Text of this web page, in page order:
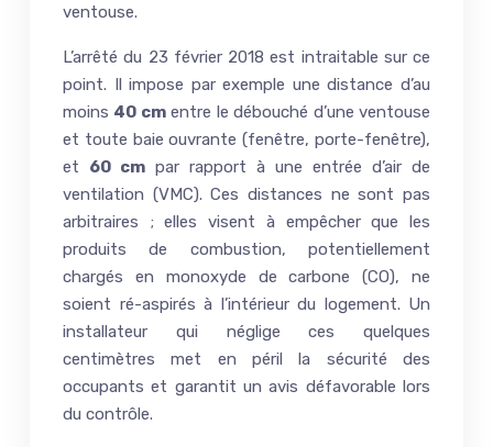
ventouse.
L’arrêté du 23 février 2018 est intraitable sur ce
point. Il impose par exemple une distance d’au
moins 40 cmentre le débouché d’une ventouse
et toute baie ouvrante (fenêtre, porte-fenêtre),
et 60 cm par rapport à une entrée d’air de
ventilation (VMC). Ces distances ne sont pas
arbitraires ; elles visent à empêcher que les
produits de combustion, potentiellement
chargés en monoxyde de carbone (CO), ne
soient ré-aspirés à l’intérieur du logement. Un
installateur qui néglige ces quelques
centimètres met en péril la sécurité des
occupants et garantit un avis défavorable lors
du contrôle.